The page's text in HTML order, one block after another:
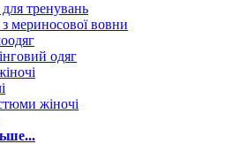
тренувань
мериносової вовни
одяг
жіночі